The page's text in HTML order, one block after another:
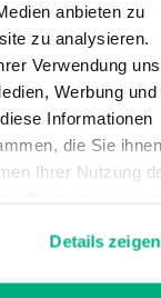
anbieten zu
zu analysieren.
Verwendung
Werbung und
Informationen
die Sie ihnen
Ihrer Nutzung
.
Details zeigen